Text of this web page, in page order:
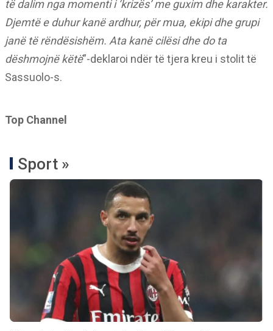
të dalim nga momenti i ‘krizës’ me guxim dhe karakter.
Djemtë e duhur kanë ardhur, për mua, ekipi dhe grupi
janë të rëndësishëm. Ata kanë cilësi dhe do ta
dëshmojnë këtë”-deklaroi ndër të tjera kreu i stolit të
Sassuolo-s.
Top Channel
Sport »